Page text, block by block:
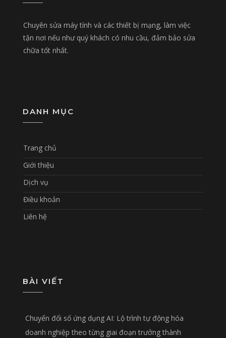
Chuyên sửa máy tính và các thiết bị mạng, làm việc
tận nơi nếu như quý khách có nhu cầu, đảm bảo sửa
chữa tốt nhất.
DANH MỤC
Trang chủ
Giới thiệu
Dịch vụ
Điều khoản
Liên hệ
BÀI VIẾT
Chuyển đổi số ứng dụng AI: Lộ trình tự động hóa
doanh nghiệp theo từng giai đoạn trưởng thành